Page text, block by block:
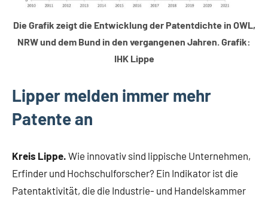
Die Grafik zeigt die Entwicklung der Patentdichte in OWL,
NRW und dem Bund in den vergangenen Jahren. Grafik:
IHK Lippe
Lipper melden immer mehr
Patente an
Kreis Lippe. Wie innovativ sind lippische Unternehmen,
Erfinder und Hochschulforscher? Ein Indikator ist die
Patentaktivität, die die Industrie- und Handelskammer